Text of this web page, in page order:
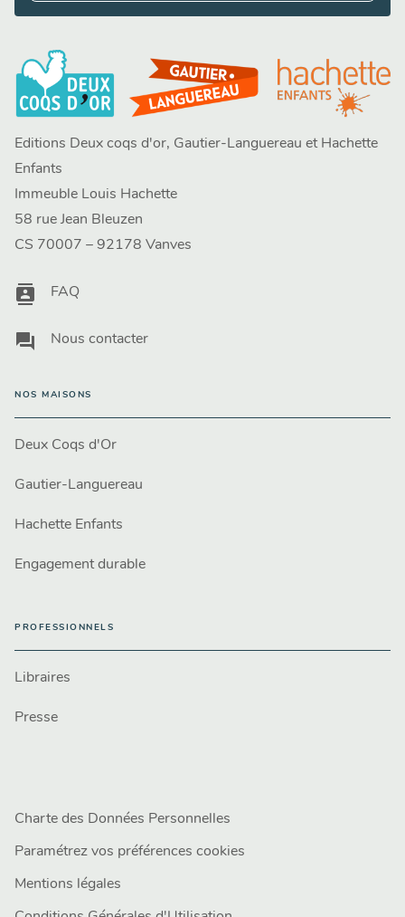
Editions Deux coqs d'or, Gautier-Languereau et Hachette
Enfants
Immeuble Louis Hachette
58 rue Jean Bleuzen
CS 70007 – 92178 Vanves
contacts FAQ
question_answer Nous contacter
NOS MAISONS
Deux Coqs d'Or
Gautier-Languereau
Hachette Enfants
Engagement durable
PROFESSIONNELS
Libraires
Presse
Charte des Données Personnelles
Paramétrez vos préférences cookies
Mentions légales